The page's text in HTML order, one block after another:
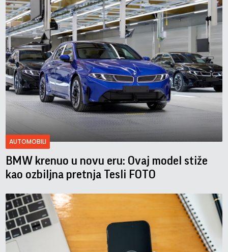
AUTOMOBILI
BMW krenuo u novu eru: Ovaj model stiže
kao ozbiljna pretnja Tesli FOTO